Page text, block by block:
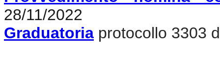
28/11/2022
Graduatoria protocollo 3303